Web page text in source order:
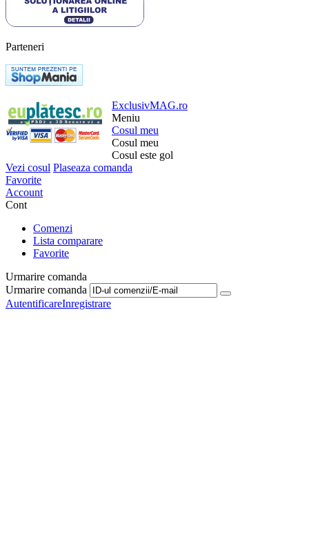
Parteneri
ExclusivMAG.ro
Meniu
Cosul meu
Cosul meu
Cosul este gol
Vezi cosul Plaseaza comanda
Favorite
Account
Cont
Comenzi
Lista comparare
Favorite
Urmarire comanda
Urmarire comanda
AutentificareInregistrare